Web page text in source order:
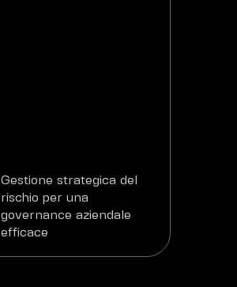
Gestione strategica del
rischio per una
governance aziendale
efficace